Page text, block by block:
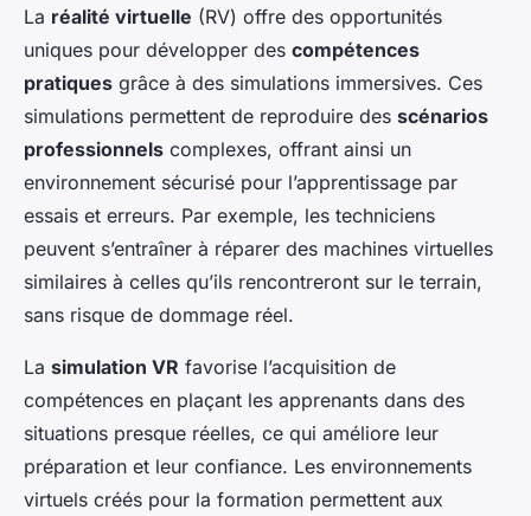
La réalité virtuelle (RV) offre des opportunités
uniques pour développer des compétences
pratiques grâce à des simulations immersives. Ces
simulations permettent de reproduire des scénarios
professionnels complexes, offrant ainsi un
environnement sécurisé pour l’apprentissage par
essais et erreurs. Par exemple, les techniciens
peuvent s’entraîner à réparer des machines virtuelles
similaires à celles qu’ils rencontreront sur le terrain,
sans risque de dommage réel.
La simulation VR favorise l’acquisition de
compétences en plaçant les apprenants dans des
situations presque réelles, ce qui améliore leur
préparation et leur confiance. Les environnements
virtuels créés pour la formation permettent aux